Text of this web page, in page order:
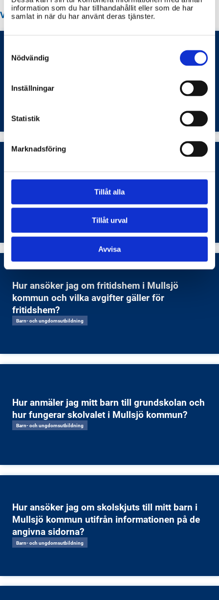
information som du har tillhandahållit eller som de har
samlat in när du har använt deras tjänster.
Selection
Nödvändig
Inställningar
Statistik
Marknadsföring
Tillåt alla
Tillåt urval
Avvisa
VANLIGA FRÅGOR OM MULLSJÖ KOMMUN
Vilka regionala arbetsmarknadsinsatser finns
mullsjo.se?
fungerar betalning av parkeringsavgift i
Transporter och infrastruktur
Hur ansöker jag om fritidshem i Mullsjö
kommun och vilka avgifter gäller för
fritidshem?
Barn- och ungdomsutbildning
Hur anmäler jag mitt barn till grundskolan och
hur fungerar skolvalet i Mullsjö kommun?
Barn- och ungdomsutbildning
Hur ansöker jag om skolskjuts till mitt barn i
Mullsjö kommun utifrån informationen på de
angivna sidorna?
Barn- och ungdomsutbildning